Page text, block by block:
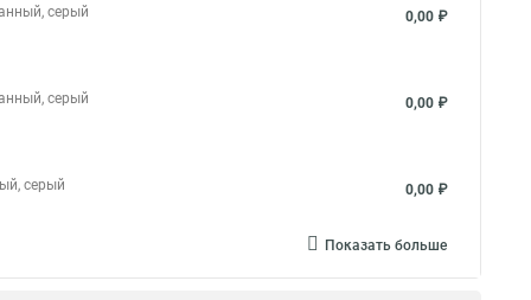
серый 0,00 ₽
серый 0,00 ₽
серый 0,00 ₽
Показать больше